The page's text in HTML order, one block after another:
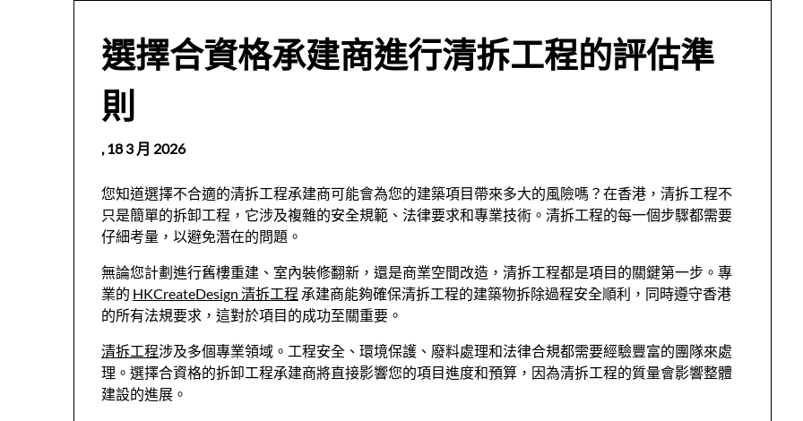
選擇合資格承建商進行清拆工程的評估準
則
,18 3 月 2026
您知道選擇不合適的清拆工程承建商可能會為您的建築項目帶來多大的風險嗎？在香港，清拆工程不
只是簡單的拆卸工程，它涉及複雜的安全規範、法律要求和專業技術。 清拆工程的每一個步驟都需要
仔細考量，以避免潛在的問題。
無論您計劃進行舊樓重建、室內裝修翻新，還是商業空間改造，清拆工程都是項目的關鍵第一步。專
業的 HKCreateDesign 清拆工程 承建商能夠確保清拆工程的建築物拆除過程安全順利，同時遵守香港
的所有法規要求，這對於項目的成功至關重要。
清拆工程涉及多個專業領域。工程安全、環境保護、廢料處理和法律合規都需要經驗豐富的團隊來處
理。選擇合資格的拆卸工程承建商將直接影響您的項目進度和預算，因為清拆工程的質量會影響整體
建設的進展。